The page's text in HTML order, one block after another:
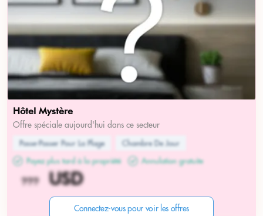
Hôtel Mystère
Offre spéciale aujourd'hui dans ce secteur
Passe-Passer Pour La Plage
Chambre De Jour
Payez plus tard à la propriété
Annulation gratuite
Connectez-vous pour voir les offres